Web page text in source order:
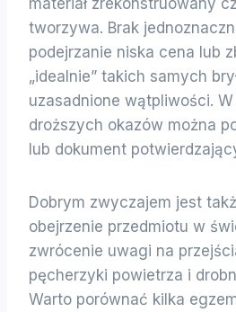
tworzywa. Brak
podejrzanie niska cena lub
„idealnie” takich samych
uzasadnione wątpliwości.
droższych okazów można
lub dokument
Dobrym zwyczajem jest
obejrzenie przedmiotu w
zwrócenie uwagi na
pęcherzyki powietrza i
Warto porównać kilka